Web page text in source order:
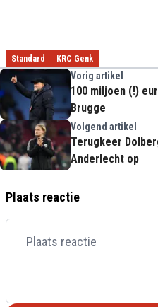
Standard KRC Genk
Vorig artikel
100 miljoen (!)
Brugge
Volgend artikel
Terugkeer
Anderlecht op
Plaats reactie